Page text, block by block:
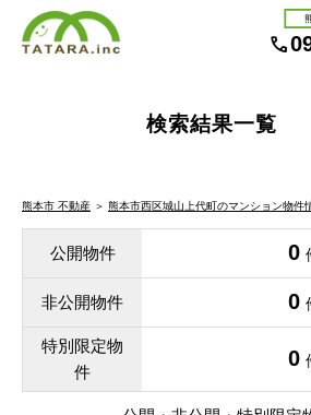
検索結果一覧
熊本市 不動産 ＞ 熊本市西区城山上代町のマンション物件
公開物件 0
非公開物件 0
特別限定物
件
0